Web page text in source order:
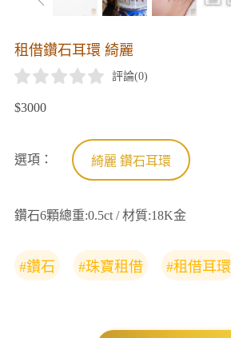
租借鑽石耳環 綺麗
評論(0)
$3000
選項： 綺麗 鑽石耳環
鑽石6顆總重:0.5ct / 材質:18K金
#鑽石 #珠寶租借 #租借耳環